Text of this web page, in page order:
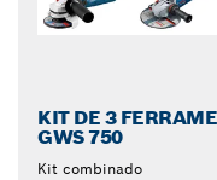
KIT DE 3
GWS 750
Kit combinado